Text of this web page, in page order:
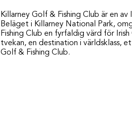
Killarney Golf & Fishing Club är en
Beläget i Killarney National Park,
Fishing Club en fyrfaldig värd för
tvekan, en destination i världsklass,
Golf & Fishing Club.